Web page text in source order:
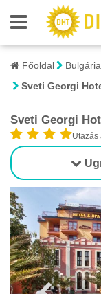
Főoldal Bulgária
Sveti Georgi
Sveti Georgi
Utazás